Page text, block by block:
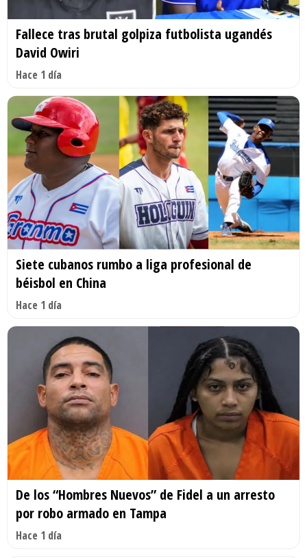
Fallece tras brutal golpiza futbolista ugandés
David Owiri
Hace 1 día
Siete cubanos rumbo a liga profesional de
béisbol en China
Hace 1 día
De los “Hombres Nuevos” de Fidel a un arresto
por robo armado en Tampa
Hace 1 día